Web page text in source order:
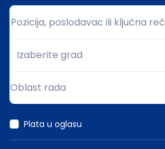
Pozicija, poslodavac ili ključna reč
Pozicija, poslodavac ili ključna reč
Grad
Izaberite grad
Oblast rada
Plata u oglasu